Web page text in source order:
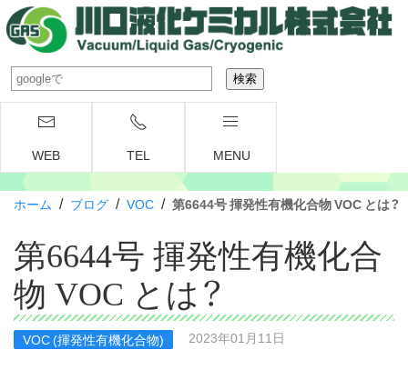
WEB TEL MENU
ホーム / ブログ / VOC / 第6644号 揮発性有機化合物 VOC とは？
第6644号 揮発性有機化合
物 VOC とは？
VOC (揮発性有機化合物) 2023年01月11日